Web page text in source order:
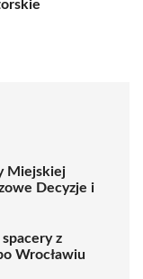
Miejskiej
Decyzje i
z
Wrocławiu